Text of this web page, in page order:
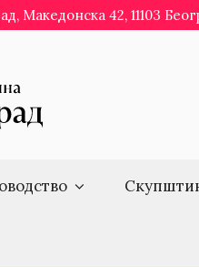
Македонска 42, 11103